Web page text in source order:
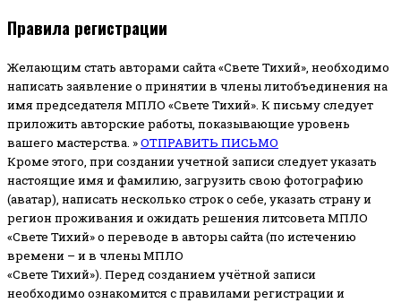
Правила регистрации
Желающим стать авторами сайта «Свете Тихий», необходимо
написать заявление о принятии в члены литобъединения на
имя председателя МПЛО «Свете Тихий». К письму следует
приложить авторские работы, показывающие уровень
вашего мастерства. »ОТПРАВИТЬ ПИСЬМО
Кроме этого, при создании учетной записи следует указать
настоящие имя и фамилию, загрузить свою фотографию
(аватар), написать несколько строк о себе, указать страну и
регион проживания и ожидать решения литсовета МПЛО
«Свете Тихий» о переводе в авторы сайта (по истечению
времени – и в члены МПЛО
«Свете Тихий»). Перед созданием учётной записи
необходимо ознакомится с правилами регистрации и